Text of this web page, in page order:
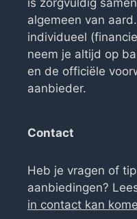
algemeen van
individueel
neem je altijd op
en de officiële
aanbieder.
Contact
Heb je vragen of
aanbiedingen?
in contact kan